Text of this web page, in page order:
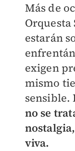
Más de
estarán
exigen
mismo
sensible.
no se
viva.